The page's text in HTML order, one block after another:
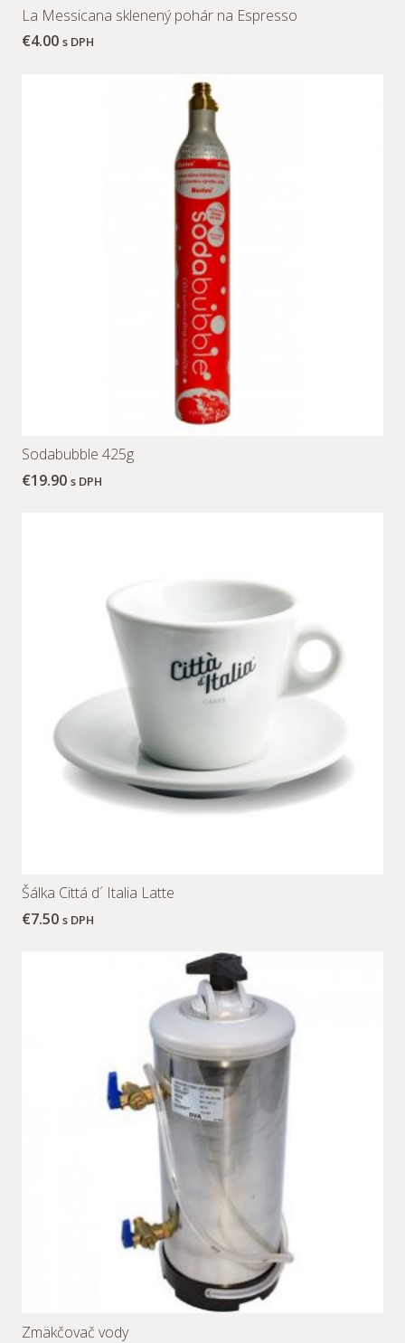
La Messicana sklenený pohár na Espresso
€4.00 s DPH
Sodabubble 425g
€19.90 s DPH
Šálka Cittá d´ Italia Latte
€7.50 s DPH
Zmäkčovač vody